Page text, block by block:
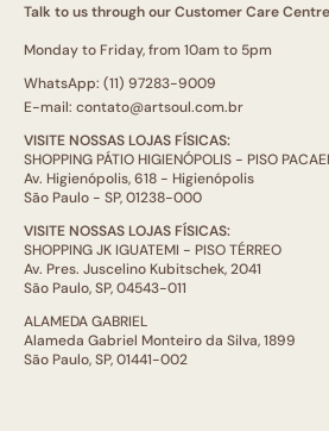
Talk to us through our Customer Care
Monday to Friday, from 10am to 5pm
WhatsApp: (11) 97283-9009
E-mail: contato@artsoul.com.br
VISITE NOSSAS LOJAS FÍSICAS:
SHOPPING PÁTIO HIGIENÓPOLIS - PISO
Av. Higienópolis, 618 - Higienópolis
São Paulo - SP, 01238-000
VISITE NOSSAS LOJAS FÍSICAS:
SHOPPING JK IGUATEMI - PISO TÉRREO
Av. Pres. Juscelino Kubitschek, 2041
São Paulo, SP, 04543-011
ALAMEDA GABRIEL
Alameda Gabriel Monteiro da Silva, 1899
São Paulo, SP, 01441-002